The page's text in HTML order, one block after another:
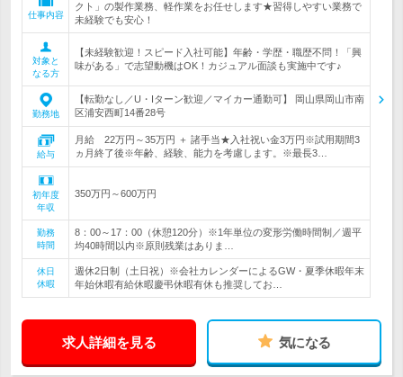
仕事内容
クト」の製作業務、軽作業をお任せします★習得しやすい業務で
未経験でも安心！
対象と
なる方
【未経験歓迎！スピード入社可能】年齢・学歴・職歴不問！「興
味がある」で志望動機はOK！カジュアル面談も実施中です♪
勤務地
【転勤なし／U・Iターン歓迎／マイカー通勤可】 岡山県岡山市南
区浦安西町14番28号
給与
月給 22万円～35万円 ＋ 諸手当★入社祝い金3万円※試用期間3
ヵ月終了後※年齢、経験、能力を考慮します。※最長3…
初年度
年収
350万円～600万円
勤務
時間
8：00～17：00（休憩120分）※1年単位の変形労働時間制／週平
均40時間以内※原則残業はありま…
休日
休暇
週休2日制（土日祝）※会社カレンダーによるGW・夏季休暇年末
年始休暇有給休暇慶弔休暇有休も推奨してお…
求人詳細を見る 気になる